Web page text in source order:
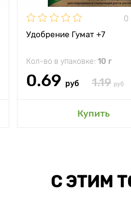
0
Удобрение Гумат +7
Кол-во в упаковке: 10 г
0.69 руб 1.19 руб
Купить
С ЭТИМ